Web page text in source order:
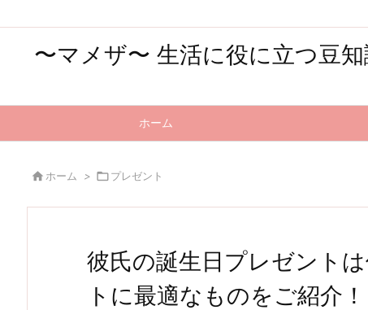
〜マメザ〜 生活に役に立つ豆知
ホーム
 ホーム > プレゼント
彼氏の誕生日プレゼント
トに最適なものをご紹介！